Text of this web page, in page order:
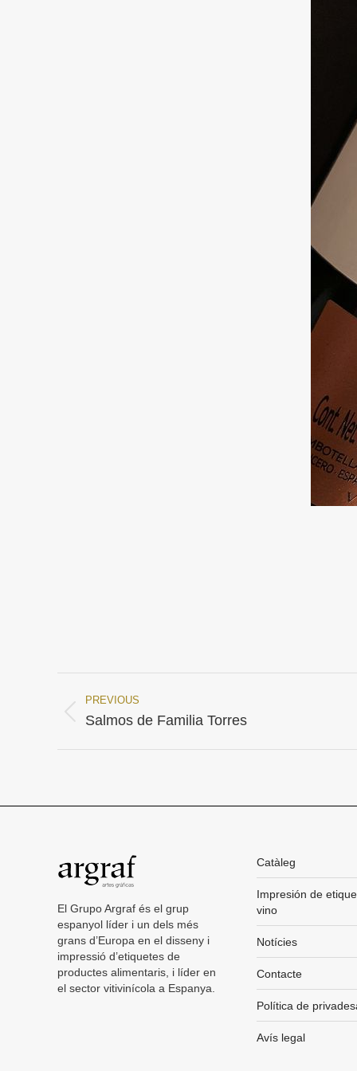
Project
PREVIOUS
Previous
Salmos de Familia Torres
El Grupo Argraf és el grup
espanyol líder i un dels més
grans d’Europa en el disseny i
impressió d’etiquetes de
productes alimentaris, i líder en
el sector vitivinícola a Espanya.
Catàleg
Impresión de
vino
Notícies
Contacte
Política de
Avís legal